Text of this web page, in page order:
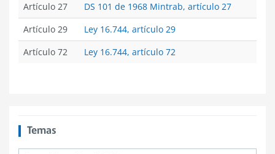
Artículo 27
DS 101 de 1968 Mintrab, artículo 27
Artículo 29
Ley 16.744, artículo 29
Artículo 72
Ley 16.744, artículo 72
Temas